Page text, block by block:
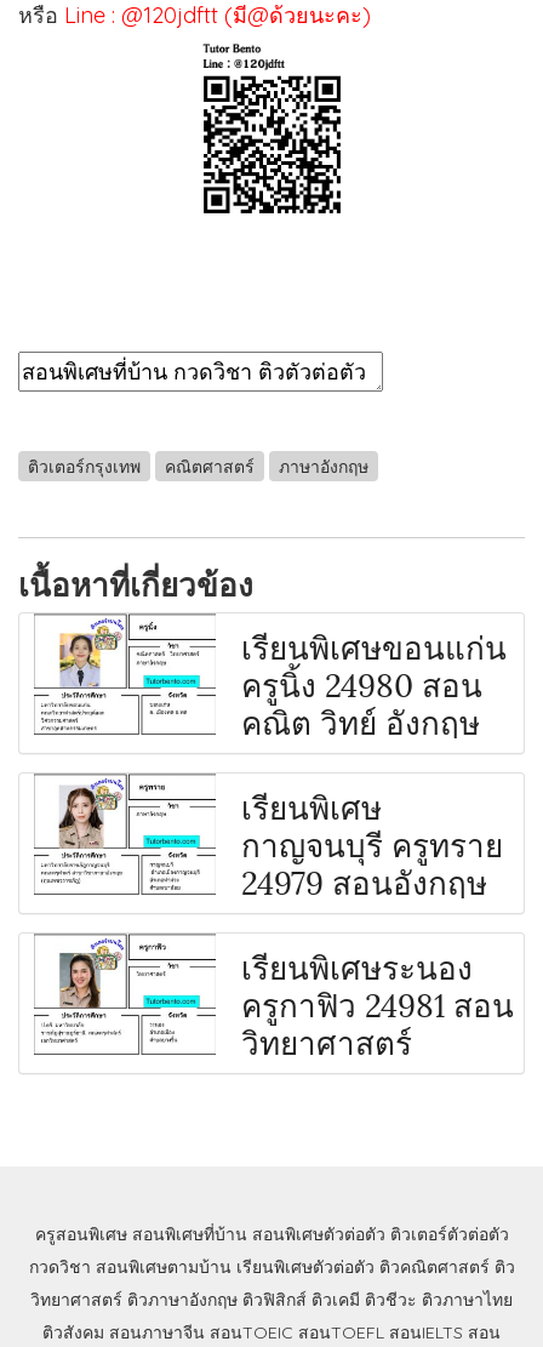
หรือ Line : @120jdftt (มี@ด้วยนะคะ)
ติวเตอร์กรุงเทพ คณิตศาสตร์ ภาษาอังกฤษ
เนื้อหาที่เกี่ยวข้อง
เรียนพิเศษขอนแก่น
ครูนิ้ง 24980 สอน
คณิต วิทย์ อังกฤษ
เรียนพิเศษ
กาญจนบุรี ครูทราย
24979 สอนอังกฤษ
เรียนพิเศษระนอง
ครูกาฟิว 24981 สอน
วิทยาศาสตร์
ครูสอนพิเศษ สอนพิเศษที่บ้าน สอนพิเศษตัวต่อตัว ติวเตอร์ตัวต่อตัว
กวดวิชา สอนพิเศษตามบ้าน เรียนพิเศษตัวต่อตัว ติวคณิตศาสตร์ ติว
วิทยาศาสตร์ ติวภาษาอังกฤษ ติวฟิสิกส์ ติวเคมี ติวชีวะ ติวภาษาไทย
ติวสังคม สอนภาษาจีน สอนTOEIC สอนTOEFL สอนIELTS สอน